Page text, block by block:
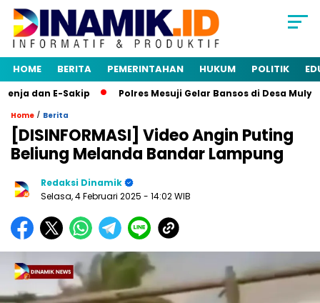
HOME BERITA PEMERINTAHAN HUKUM POLITIK
dan E-Sakip Polres Mesuji Gelar Bansos di Desa Mulya
Home / Berita
[DISINFORMASI] Video Angin Puting
Beliung Melanda Bandar Lampung
Redaksi Dinamik
Selasa, 4 Februari 2025 - 14:02 WIB